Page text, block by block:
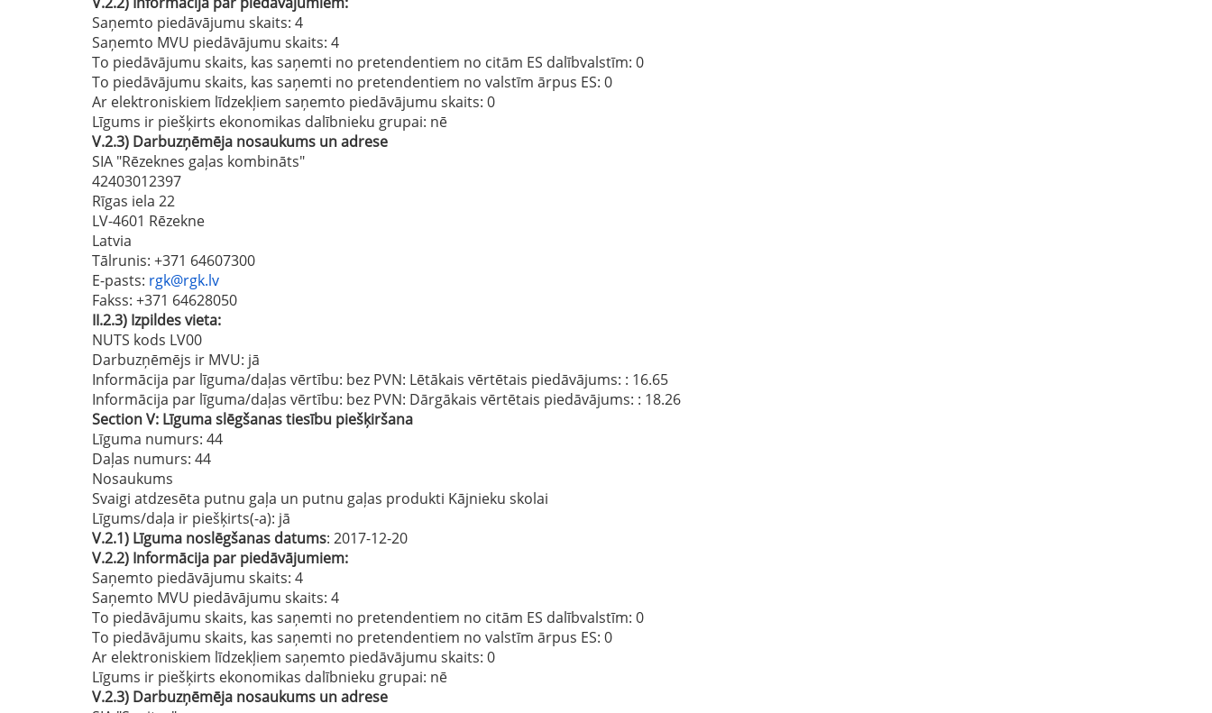
Saņemto piedāvājumu skaits: 4
Saņemto MVU piedāvājumu skaits: 4
To piedāvājumu skaits, kas saņemti no pretendentiem no citām ES dalībvalstīm: 0
To piedāvājumu skaits, kas saņemti no pretendentiem no valstīm ārpus ES: 0
Ar elektroniskiem līdzekļiem saņemto piedāvājumu skaits: 0
Līgums ir piešķirts ekonomikas dalībnieku grupai: nē
V.2.3) Darbuzņēmēja nosaukums un adrese
SIA "Rēzeknes gaļas kombināts"
42403012397
Rīgas iela 22
LV-4601 Rēzekne
Latvia
Tālrunis: +371 64607300
E-pasts: rgk@rgk.lv
Fakss: +371 64628050
II.2.3) Izpildes vieta:
NUTS kods LV00
Darbuzņēmējs ir MVU: jā
Informācija par līguma/daļas vērtību: bez PVN: Lētākais vērtētais piedāvājums: : 16.65
Informācija par līguma/daļas vērtību: bez PVN: Dārgākais vērtētais piedāvājums: : 18.26
SectionV: Līguma slēgšanas tiesību piešķiršana
Līguma numurs: 44
Daļas numurs: 44
Nosaukums
Svaigi atdzesēta putnu gaļa un putnu gaļas produkti Kājnieku skolai
Līgums/daļa ir piešķirts(-a): jā
V.2.1) Līguma noslēgšanas datums: 2017-12-20
V.2.2) Informācija par piedāvājumiem:
Saņemto piedāvājumu skaits: 4
Saņemto MVU piedāvājumu skaits: 4
To piedāvājumu skaits, kas saņemti no pretendentiem no citām ES dalībvalstīm: 0
To piedāvājumu skaits, kas saņemti no pretendentiem no valstīm ārpus ES: 0
Ar elektroniskiem līdzekļiem saņemto piedāvājumu skaits: 0
Līgums ir piešķirts ekonomikas dalībnieku grupai: nē
V.2.3) Darbuzņēmēja nosaukums un adrese